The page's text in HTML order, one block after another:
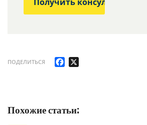
ПОДЕЛИТЬСЯ Facebook
Похожие статьи: